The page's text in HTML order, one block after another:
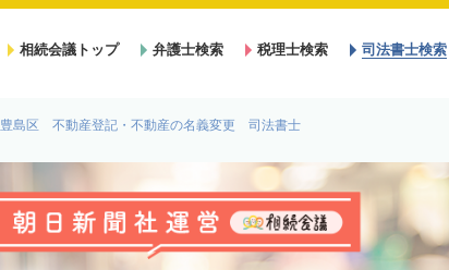
相続会議トップ 弁護士検索 税理士検索 司法書士検索
豊島区 不動産登記・不動産の名義変更 司法書士